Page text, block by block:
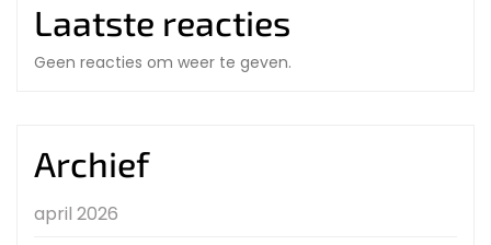
Laatste reacties
Geen reacties om weer te geven.
Archief
april 2026